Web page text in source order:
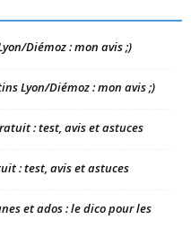
Diémoz : mon avis ;)
Lyon/Diémoz : mon avis ;)
: test, avis et astuces
: test, avis et astuces
et ados : le dico pour les